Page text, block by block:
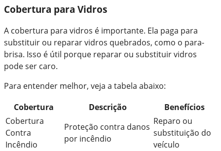
Cobertura para Vidros
A cobertura para vidros é importante. Ela paga para
substituir ou reparar vidros quebrados, como o para-
brisa. Isso é útil porque reparar ou substituir vidros
pode ser caro.
Para entender melhor, veja a tabela abaixo:
Cobertura
Descrição
Benefícios
Cobertura
Contra
Incêndio
Proteção contra danos
por incêndio
Reparo ou
substituição do
veículo